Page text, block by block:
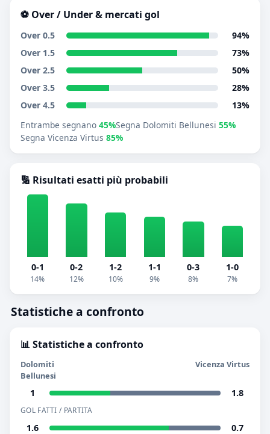
⚽ Over / Under & mercati gol
Over 0.5
94%
Over 1.5
73%
Over 2.5
50%
Over 3.5
28%
Over 4.5
13%
Entrambe segnano 45%Segna Dolomiti Bellunesi 55%
Segna Vicenza Virtus 85%
🔢 Risultati esatti più probabili
0-1
14%
0-2
12%
1-2
10%
1-1
9%
0-3
8%
1-0
7%
Statistiche a confronto
📊 Statistiche a confronto
Dolomiti
Bellunesi
Vicenza Virtus
1 1.8
GOL FATTI / PARTITA
1.6 0.7